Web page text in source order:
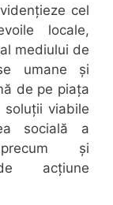
cel
locale,
mediului de
umane și
de pe piața
viabile
socială a
şi
acțiune